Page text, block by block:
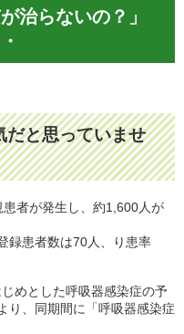
治らないの？」
だと思っていませ
者が発生し、約1,600人が
録患者数は70人、り患率
めとした呼吸器感染症の予
り、同期間に「呼吸器感染症